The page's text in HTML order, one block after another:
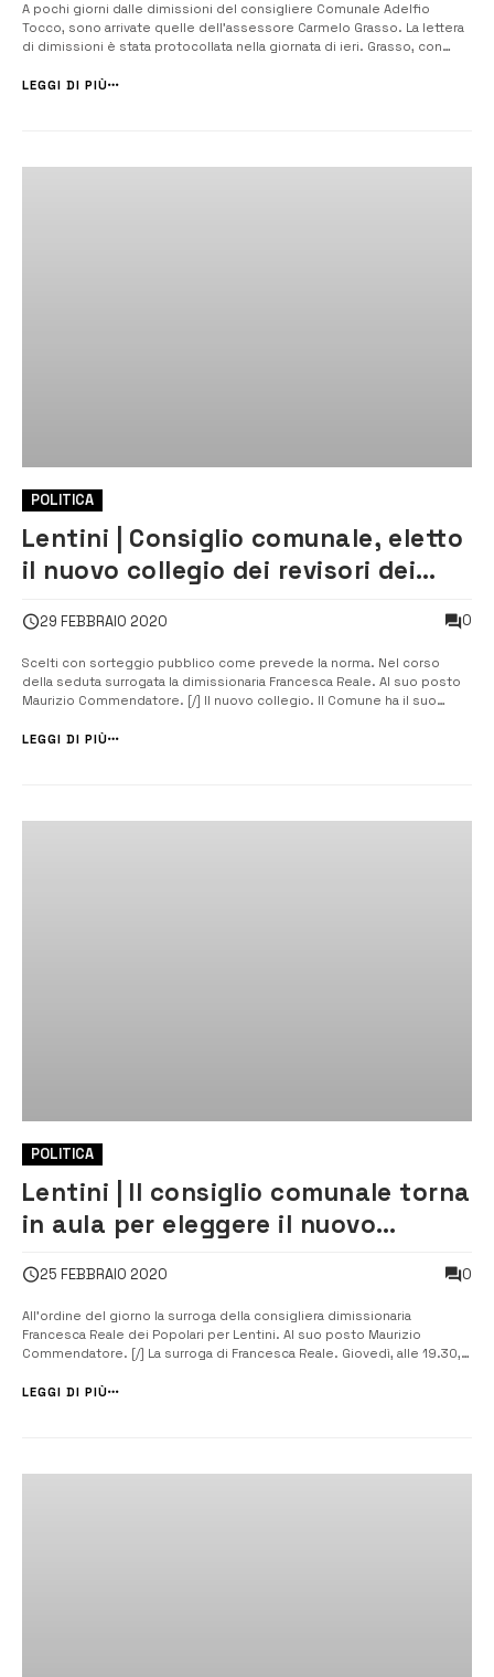
A pochi giorni dalle dimissioni del consigliere Comunale Adelfio
Tocco, sono arrivate quelle dell’assessore Carmelo Grasso. La lettera
di dimissioni è stata protocollata nella giornata di ieri. Grasso, con
digitalizzazione e servizi demografici, ha portato avanti il suo mandato
LEGGI DI PIÙ
POLITICA
Lentini | Consiglio comunale, eletto
il nuovo collegio dei revisori dei
29 FEBBRAIO 2020 0
Scelti con sorteggio pubblico come prevede la norma. Nel corso
della seduta surrogata la dimissionaria Francesca Reale. Al suo posto
Maurizio Commendatore. [/] Il nuovo collegio. Il Comune ha il suo
Calogero Catalano di Mussomeli, Vincenzo Salvato di Palermo e Biagio
LEGGI DI PIÙ
POLITICA
Lentini | Il consiglio comunale torna
in aula per eleggere il nuovo
25 FEBBRAIO 2020 0
All’ordine del giorno la surroga della consigliera dimissionaria
Francesca Reale dei Popolari per Lentini. Al suo posto Maurizio
Commendatore. [/] La surroga di Francesca Reale. Giovedì, alle 19.30,
Convocata dal presidente Giuseppe Innocenti in seduta ordinaria, la
LEGGI DI PIÙ